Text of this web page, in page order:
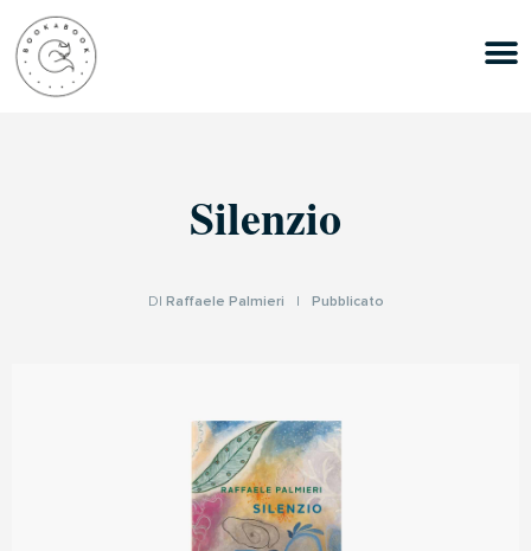
Silenzio
DI Raffaele Palmieri Pubblicato